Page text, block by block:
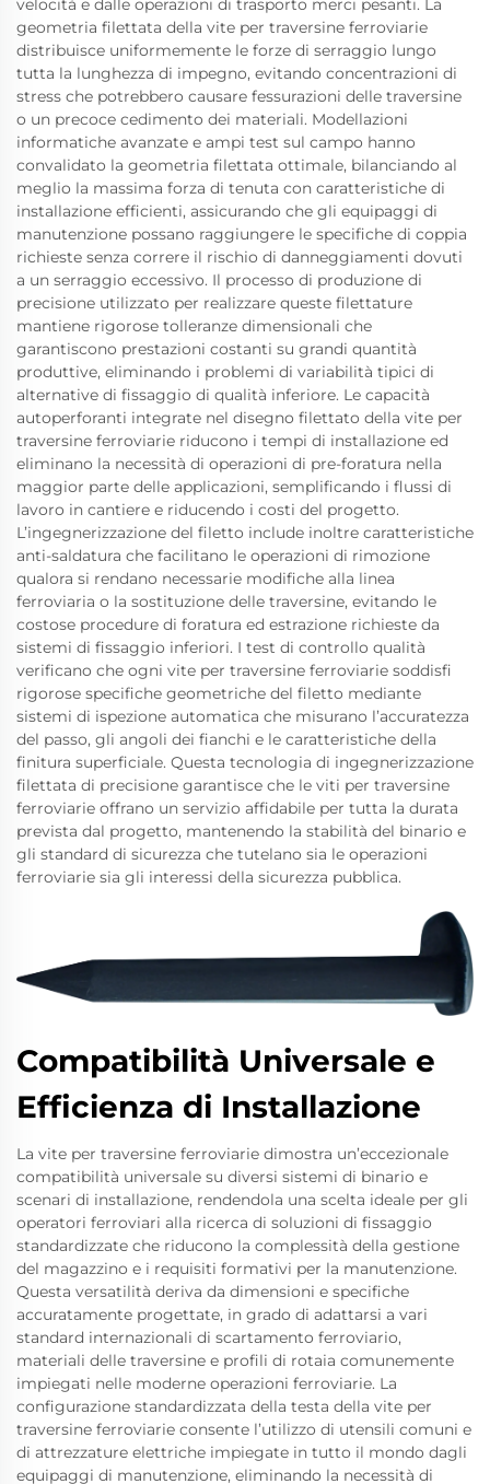
velocità e dalle operazioni di trasporto merci pesanti. La
geometria filettata della vite per traversine ferroviarie
distribuisce uniformemente le forze di serraggio lungo
tutta la lunghezza di impegno, evitando concentrazioni di
stress che potrebbero causare fessurazioni delle traversine
o un precoce cedimento dei materiali. Modellazioni
informatiche avanzate e ampi test sul campo hanno
convalidato la geometria filettata ottimale, bilanciando al
meglio la massima forza di tenuta con caratteristiche di
installazione efficienti, assicurando che gli equipaggi di
manutenzione possano raggiungere le specifiche di coppia
richieste senza correre il rischio di danneggiamenti dovuti
a un serraggio eccessivo. Il processo di produzione di
precisione utilizzato per realizzare queste filettature
mantiene rigorose tolleranze dimensionali che
garantiscono prestazioni costanti su grandi quantità
produttive, eliminando i problemi di variabilità tipici di
alternative di fissaggio di qualità inferiore. Le capacità
autoperforanti integrate nel disegno filettato della vite per
traversine ferroviarie riducono i tempi di installazione ed
eliminano la necessità di operazioni di pre-foratura nella
maggior parte delle applicazioni, semplificando i flussi di
lavoro in cantiere e riducendo i costi del progetto.
L’ingegnerizzazione del filetto include inoltre caratteristiche
anti-saldatura che facilitano le operazioni di rimozione
qualora si rendano necessarie modifiche alla linea
ferroviaria o la sostituzione delle traversine, evitando le
costose procedure di foratura ed estrazione richieste da
sistemi di fissaggio inferiori. I test di controllo qualità
verificano che ogni vite per traversine ferroviarie soddisfi
rigorose specifiche geometriche del filetto mediante
sistemi di ispezione automatica che misurano l’accuratezza
del passo, gli angoli dei fianchi e le caratteristiche della
finitura superficiale. Questa tecnologia di ingegnerizzazione
filettata di precisione garantisce che le viti per traversine
ferroviarie offrano un servizio affidabile per tutta la durata
prevista dal progetto, mantenendo la stabilità del binario e
gli standard di sicurezza che tutelano sia le operazioni
ferroviarie sia gli interessi della sicurezza pubblica.
Compatibilità Universale e
Efficienza di Installazione
La vite per traversine ferroviarie dimostra un’eccezionale
compatibilità universale su diversi sistemi di binario e
scenari di installazione, rendendola una scelta ideale per gli
operatori ferroviari alla ricerca di soluzioni di fissaggio
standardizzate che riducono la complessità della gestione
del magazzino e i requisiti formativi per la manutenzione.
Questa versatilità deriva da dimensioni e specifiche
accuratamente progettate, in grado di adattarsi a vari
standard internazionali di scartamento ferroviario,
materiali delle traversine e profili di rotaia comunemente
impiegati nelle moderne operazioni ferroviarie. La
configurazione standardizzata della testa della vite per
traversine ferroviarie consente l’utilizzo di utensili comuni e
di attrezzature elettriche impiegate in tutto il mondo dagli
equipaggi di manutenzione, eliminando la necessità di